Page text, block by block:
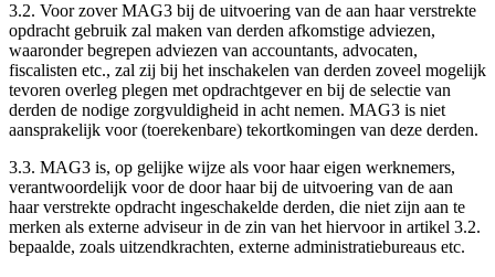
3.2. Voor zover MAG3 bij de uitvoering van de aan haar verstrekte
opdracht gebruik zal maken van derden afkomstige adviezen,
waaronder begrepen adviezen van accountants, advocaten,
fiscalisten etc., zal zij bij het inschakelen van derden zoveel mogelijk
tevoren overleg plegen met opdrachtgever en bij de selectie van
derden de nodige zorgvuldigheid in acht nemen. MAG3 is niet
aansprakelijk voor (toerekenbare) tekortkomingen van deze derden.
3.3. MAG3 is, op gelijke wijze als voor haar eigen werknemers,
verantwoordelijk voor de door haar bij de uitvoering van de aan
haar verstrekte opdracht ingeschakelde derden, die niet zijn aan te
merken als externe adviseur in de zin van het hiervoor in artikel 3.2.
bepaalde, zoals uitzendkrachten, externe administratiebureaus etc.